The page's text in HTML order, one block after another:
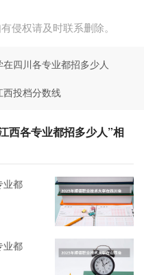
侵权请及时联系删除。
四川各专业都招多少人
投档分数线
西各专业都招多少人”相
业都
业都